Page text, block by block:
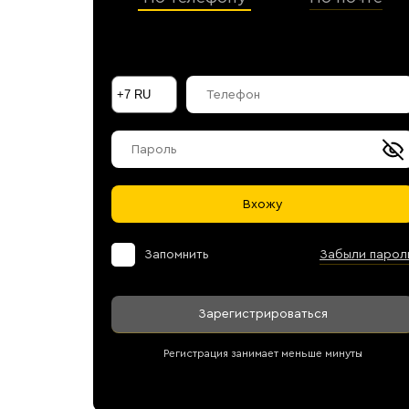
Галараствор
Подписка
Вхожу
Запомнить Забыли
Зарегистрироваться
Регистрация занимает меньше минуты